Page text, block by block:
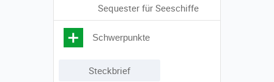
Sequester für Seeschiffe
Schwerpunkte
Steckbrief